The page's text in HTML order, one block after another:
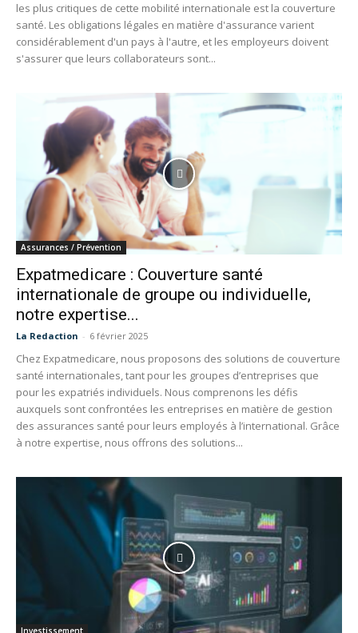
les plus critiques de cette mobilité internationale est la couverture
santé. Les obligations légales en matière d'assurance varient
considérablement d'un pays à l'autre, et les employeurs doivent
s'assurer que leurs collaborateurs sont...
Assurances / Prévention
Expatmedicare : Couverture santé
internationale de groupe ou individuelle,
notre expertise...
La Redaction - 6 février 2025
Chez Expatmedicare, nous proposons des solutions de couverture
santé internationales, tant pour les groupes d’entreprises que
pour les expatriés individuels. Nous comprenons les défis
auxquels sont confrontées les entreprises en matière de gestion
des assurances santé pour leurs employés à l’international. Grâce
à notre expertise, nous offrons des solutions...